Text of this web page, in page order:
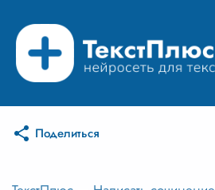
Режимы нейросети
Цены
Поделиться